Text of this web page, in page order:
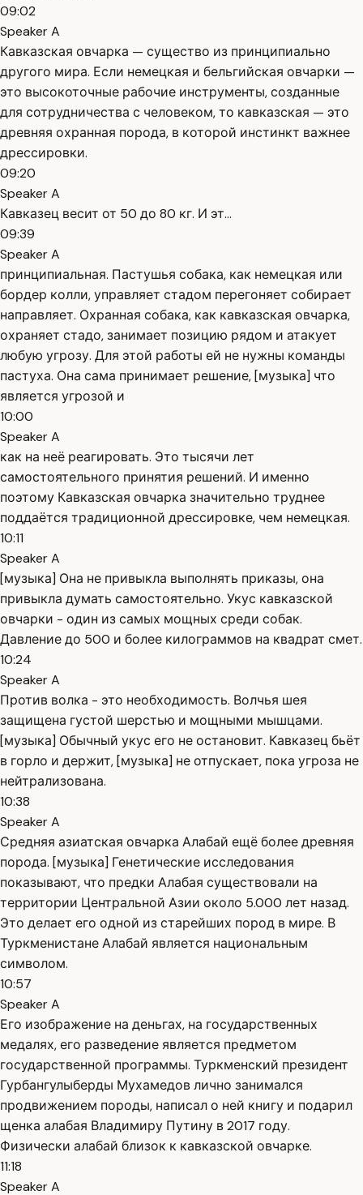
09:02
Speaker A
Кавказская овчарка — существо из принципиально
другого мира. Если немецкая и бельгийская овчарки —
это высокоточные рабочие инструменты, созданные
для сотрудничества с человеком, то кавказская — это
древняя охранная порода, в которой инстинкт важнее
дрессировки.
09:20
Speaker A
Кавказец весит от 50 до 80 кг. И эт...
09:39
Speaker A
принципиальная. Пастушья собака, как немецкая или
бордер колли, управляет стадом перегоняет собирает
направляет. Охранная собака, как кавказская овчарка,
охраняет стадо, занимает позицию рядом и атакует
любую угрозу. Для этой работы ей не нужны команды
пастуха. Она сама принимает решение, [музыка] что
является угрозой и
10:00
Speaker A
как на неё реагировать. Это тысячи лет
самостоятельного принятия решений. И именно
поэтому Кавказская овчарка значительно труднее
поддаётся традиционной дрессировке, чем немецкая.
10:11
Speaker A
[музыка] Она не привыкла выполнять приказы, она
привыкла думать самостоятельно. Укус кавказской
овчарки - один из самых мощных среди собак.
Давление до 500 и более килограммов на квадрат смет.
10:24
Speaker A
Против волка - это необходимость. Волчья шея
защищена густой шерстью и мощными мышцами.
[музыка] Обычный укус его не остановит. Кавказец бьёт
в горло и держит, [музыка] не отпускает, пока угроза не
нейтрализована.
10:38
Speaker A
Средняя азиатская овчарка Алабай ещё более древняя
порода. [музыка] Генетические исследования
показывают, что предки Алабая существовали на
территории Центральной Азии около 5.000 лет назад.
Это делает его одной из старейших пород в мире. В
Туркменистане Алабай является национальным
символом.
10:57
Speaker A
Его изображение на деньгах, на государственных
медалях, его разведение является предметом
государственной программы. Туркменский президент
Гурбангулыберды Мухамедов лично занимался
продвижением породы, написал о ней книгу и подарил
щенка алабая Владимиру Путину в 2017 году.
Физически алабай близок к кавказской овчарке.
11:18
Speaker A